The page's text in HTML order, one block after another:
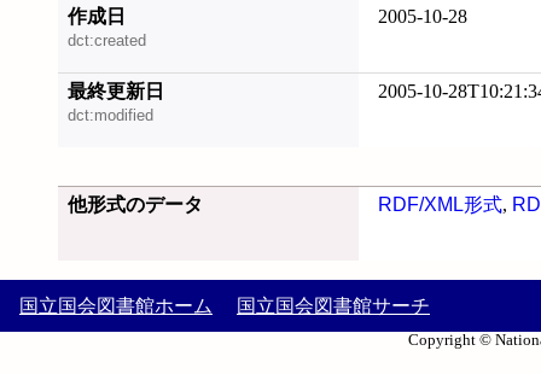
作成日
dct:created
2005-10-28
最終更新日
dct:modified
2005-10-
他形式のデータ RDF/XML形式,
国立国会図書館ホーム 国立国会図書館サーチ
Copyright ©